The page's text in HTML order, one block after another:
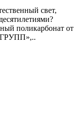
свет,
поликарбонат от